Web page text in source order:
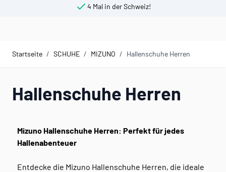
4 Mal in der Schweiz!
Startseite / SCHUHE / MIZUNO / Hallenschuhe Herren
Hallenschuhe Herren
Mizuno Hallenschuhe Herren: Perfekt für jedes
Hallenabenteuer
Entdecke die Mizuno Hallenschuhe Herren, die ideale